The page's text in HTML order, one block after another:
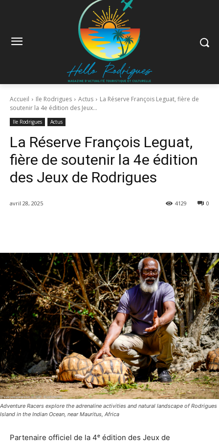
Accueil Ile Rodrigues Actus
La Réserve François Leguat, fière de
soutenir la 4e édition des Jeux...
Ile Rodrigues Actus
La Réserve François Leguat,
fière de soutenir la 4e édition
des Jeux de Rodrigues
avril 28, 2025 0
4129
Adventure Racers explore the adrenaline activities and natural landscape of Rodrigues
Island in the Indian Ocean, near Mauritus, Africa
Partenaire officiel de la 4ᵉ édition des Jeux de